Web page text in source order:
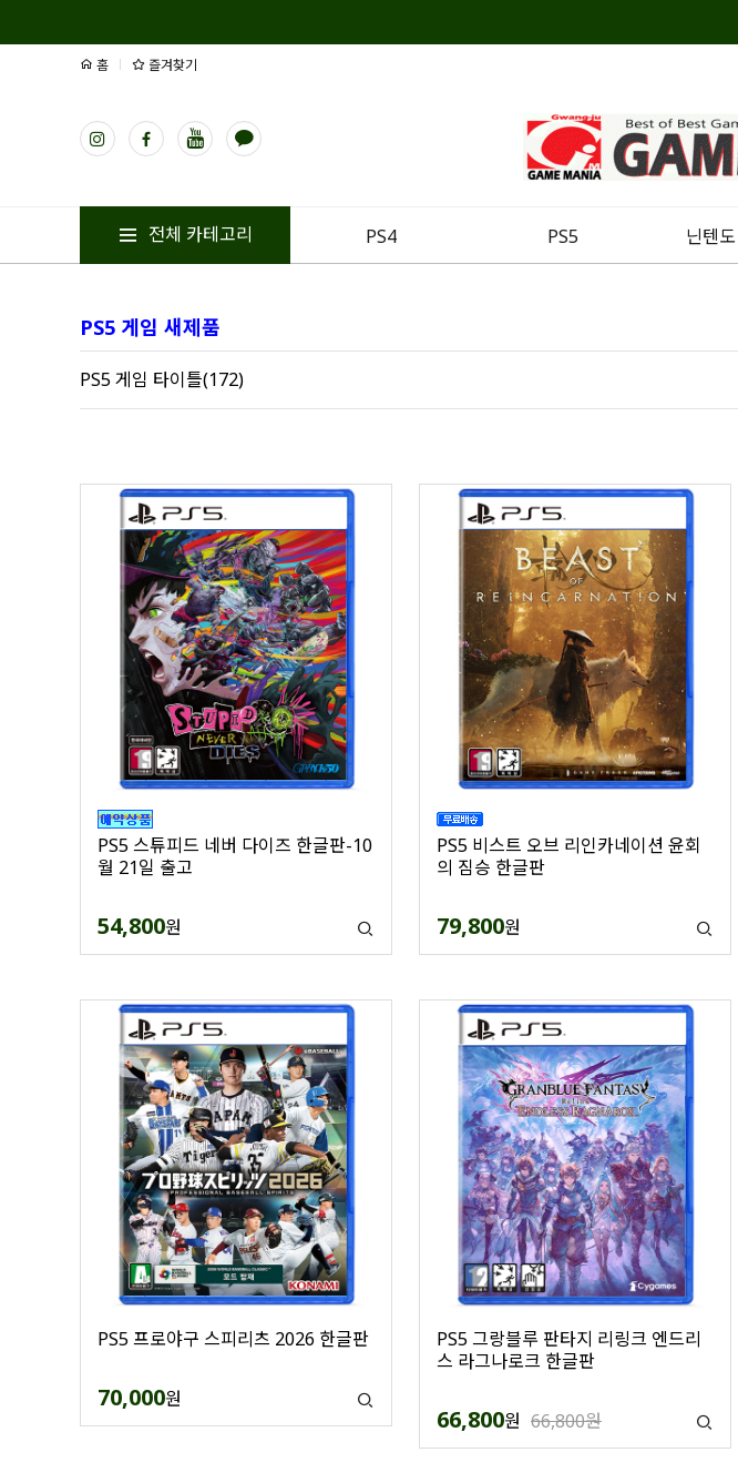
홈 즐겨찾기
전체 카테고리 PS4 PS5 닌텐
PS5 게임 새제품
PS5 게임 타이틀(172)
PS5 스튜피드 네버 다이즈 한글판-10
월 21일 출고
54,800원
PS5 비스트 오브 리인카네이션 윤회
의 짐승 한글판
79,800원
PS5 프로야구 스피리츠 2026 한글판
70,000원
PS5 그랑블루 판타지 리링크 엔드리
스 라그나로크 한글판
66,800원 66,800원